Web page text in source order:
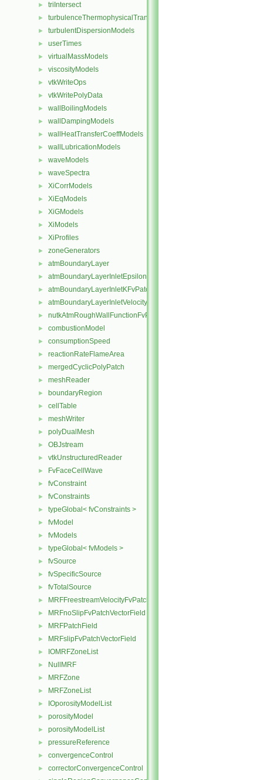
► triIntersect
► turbulenceThermophysicalTransportModels
► turbulentDispersionModels
► userTimes
► virtualMassModels
► viscosityModels
► vtkWriteOps
► vtkWritePolyData
► wallBoilingModels
► wallDampingModels
► wallHeatTransferCoeffModels
► wallLubricationModels
► waveModels
► waveSpectra
► XiCorrModels
► XiEqModels
► XiGModels
► XiModels
► XiProfiles
► zoneGenerators
► atmBoundaryLayer
► atmBoundaryLayerInletEpsilonFvPatchScalarField
► atmBoundaryLayerInletKFvPatchScalarField
► atmBoundaryLayerInletVelocityFvPatchVectorField
► nutkAtmRoughWallFunctionFvPatchScalarField
► combustionModel
► consumptionSpeed
► reactionRateFlameArea
► mergedCyclicPolyPatch
► meshReader
► boundaryRegion
► cellTable
► meshWriter
► polyDualMesh
► OBJstream
► vtkUnstructuredReader
► FvFaceCellWave
► fvConstraint
► fvConstraints
► typeGlobal< fvConstraints >
► fvModel
► fvModels
► typeGlobal< fvModels >
► fvSource
► fvSpecificSource
► fvTotalSource
► MRFFreestreamVelocityFvPatchVectorField
► MRFnoSlipFvPatchVectorField
► MRFPatchField
► MRFslipFvPatchVectorField
► IOMRFZoneList
► NullMRF
► MRFZone
► MRFZoneList
► IOporosityModelList
► porosityModel
► porosityModelList
► pressureReference
► convergenceControl
► correctorConvergenceControl